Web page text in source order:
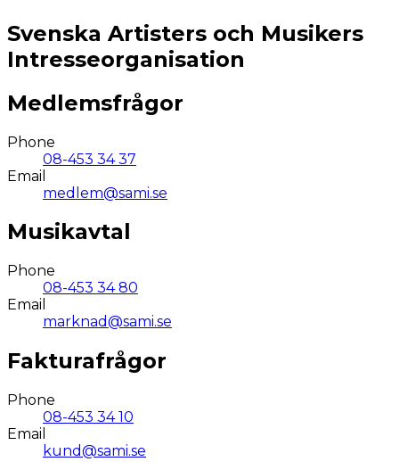
Svenska Artisters och Musikers
Intresseorganisation
Medlemsfrågor
Phone
08-453 34 37
Email
medlem@sami.se
Musikavtal
Phone
08-453 34 80
Email
marknad@sami.se
Fakturafrågor
Phone
08-453 34 10
Email
kund@sami.se